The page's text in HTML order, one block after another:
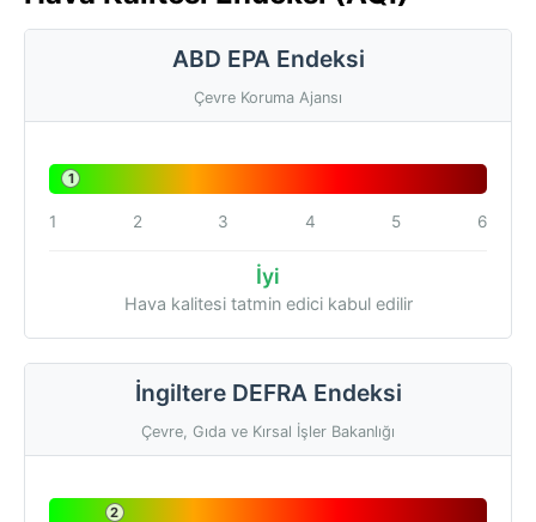
ABD EPA Endeksi
Çevre Koruma Ajansı
1
1 2 3 4 5 6
İyi
Hava kalitesi tatmin edici kabul edilir
İngiltere DEFRA Endeksi
Çevre, Gıda ve Kırsal İşler Bakanlığı
2